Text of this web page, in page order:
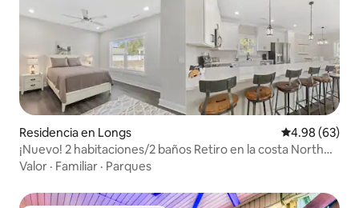
Residencia en Longs Calificación
4.98 (63)
¡Nuevo! 2 habitaciones/2 baños Retiro en la costa North
Myrtle Beach
Valor · Familiar · Parques